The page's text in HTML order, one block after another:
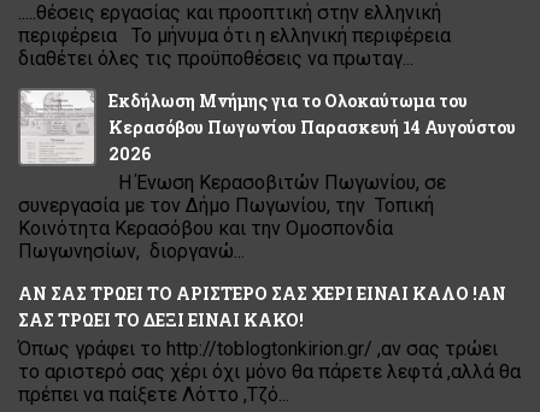
.....θέσεις εργασίας και προοπτική στην ελληνική
περιφέρεια Το μήνυμα ότι η ελληνική περιφέρεια
διαθέτει όλες τις προϋποθέσεις να πρωταγ...
Εκδήλωση Μνήμης για το Ολοκαύτωμα του
Κερασόβου Πωγωνίου Παρασκευή 14 Αυγούστου
2026
Η Ένωση Κερασοβιτών Πωγωνίου, σε
συνεργασία με τον Δήμο Πωγωνίου, την Τοπική
Κοινότητα Κερασόβου και την Ομοσπονδία
Πωγωνησίων, διοργανώ...
ΑΝ ΣΑΣ ΤΡΩΕΙ ΤΟ ΑΡΙΣΤΕΡΟ ΣΑΣ ΧΕΡΙ ΕΙΝΑΙ ΚΑΛΟ !ΑΝ
ΣΑΣ ΤΡΩΕΙ ΤΟ ΔΕΞΙ ΕΙΝΑΙ ΚΑΚΟ!
Όπως γράφει το http://toblogtonkirion.gr/ ,αν σας τρώει
το αριστερό σας χέρι όχι μόνο θα πάρετε λεφτά ,αλλά θα
πρέπει να παίξετε Λόττο ,Τζό...